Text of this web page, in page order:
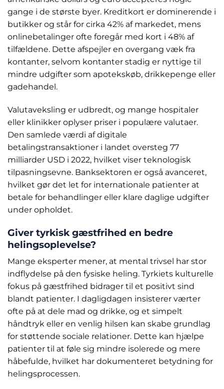
gange i de største byer. Kreditkort er dominerende i
butikker og står for cirka 42% af markedet, mens
onlinebetalinger ofte foregår med kort i 48% af
tilfældene. Dette afspejler en overgang væk fra
kontanter, selvom kontanter stadig er nyttige til
mindre udgifter som apotekskøb, drikkepenge eller
gadehandel.
Valutaveksling er udbredt, og mange hospitaler
eller klinikker oplyser priser i populære valutaer.
Den samlede værdi af digitale
betalingstransaktioner i landet oversteg 77
milliarder USD i 2022, hvilket viser teknologisk
tilpasningsevne. Banksektoren er også avanceret,
hvilket gør det let for internationale patienter at
betale for behandlinger eller klare daglige udgifter
under opholdet.
Giver tyrkisk gæstfrihed en bedre
helingsoplevelse?
Mange eksperter mener, at mental trivsel har stor
indflydelse på den fysiske heling. Tyrkiets kulturelle
fokus på gæstfrihed bidrager til et positivt sind
blandt patienter. I dagligdagen insisterer værter
ofte på at dele mad og drikke, og et simpelt
håndtryk eller en venlig hilsen kan skabe grundlag
for støttende sociale relationer. Dette kan hjælpe
patienter til at føle sig mindre isolerede og mere
håbefulde, hvilket har dokumenteret betydning for
helingsprocessen.